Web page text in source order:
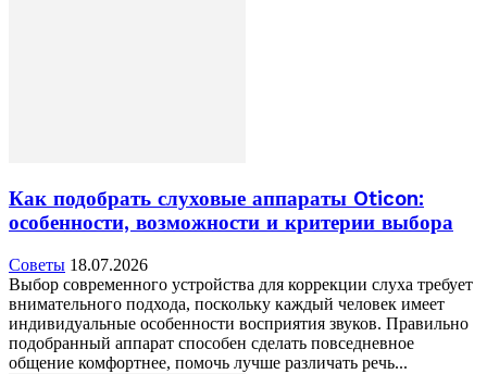
Как подобрать слуховые аппараты Oticon:
особенности, возможности и критерии выбора
Советы 18.07.2026
Выбор современного устройства для коррекции слуха требует
внимательного подхода, поскольку каждый человек имеет
индивидуальные особенности восприятия звуков. Правильно
подобранный аппарат способен сделать повседневное
общение комфортнее, помочь лучше различать речь...